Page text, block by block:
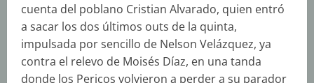
cuenta del poblano Cristian Alvarado, quien entró
a sacar los dos últimos outs de la quinta,
impulsada por sencillo de Nelson Velázquez, ya
contra el relevo de Moisés Díaz, en una tanda
donde los Pericos volvieron a perder a su parador